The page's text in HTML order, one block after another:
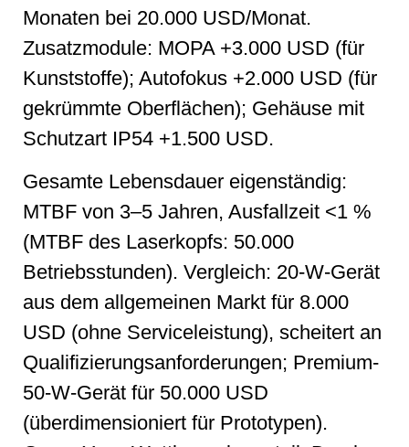
Monaten bei 20.000 USD/Monat.
Zusatzmodule: MOPA +3.000 USD (für
Kunststoffe); Autofokus +2.000 USD (für
gekrümmte Oberflächen); Gehäuse mit
Schutzart IP54 +1.500 USD.
Gesamte Lebensdauer eigenständig:
MTBF von 3–5 Jahren, Ausfallzeit <1 %
(MTBF des Laserkopfs: 50.000
Betriebsstunden). Vergleich: 20-W-Gerät
aus dem allgemeinen Markt für 8.000
USD (ohne Serviceleistung), scheitert an
Qualifizierungsanforderungen; Premium-
50-W-Gerät für 50.000 USD
(überdimensioniert für Prototypen).